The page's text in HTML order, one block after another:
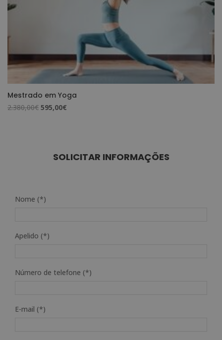
Mestrado em Yoga
2.380,00€ O
2.380,00€.
595,00€
595,00€.
SOLICITAR INFORMAÇÕES
Nome (*)
Apelido (*)
Número de telefone (*)
E-mail (*)